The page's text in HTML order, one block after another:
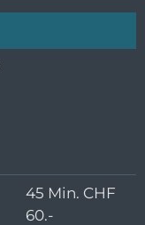
45 Min. CHF
60.-